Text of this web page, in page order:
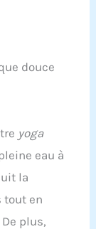
douce
yoga
eau à
la
tout en
plus,